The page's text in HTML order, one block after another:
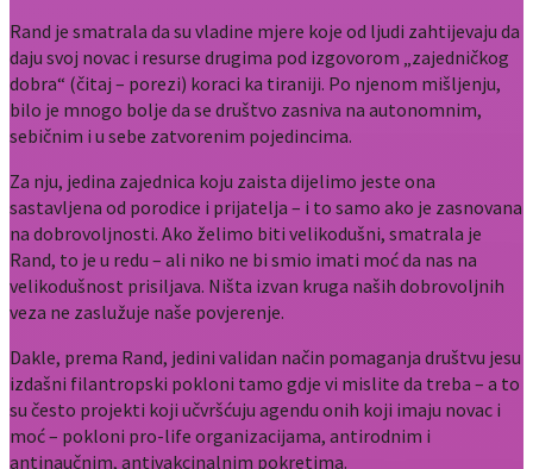
Rand je smatrala da su vladine mjere koje od ljudi zahtijevaju da
daju svoj novac i resurse drugima pod izgovorom „zajedničkog
dobra“ (čitaj – porezi) koraci ka tiraniji. Po njenom mišljenju,
bilo je mnogo bolje da se društvo zasniva na autonomnim,
sebičnim i u sebe zatvorenim pojedincima.
Za nju, jedina zajednica koju zaista dijelimo jeste ona
sastavljena od porodice i prijatelja – i to samo ako je zasnovana
na dobrovoljnosti. Ako želimo biti velikodušni, smatrala je
Rand, to je u redu – ali niko ne bi smio imati moć da nas na
velikodušnost prisiljava. Ništa izvan kruga naših dobrovoljnih
veza ne zaslužuje naše povjerenje.
Dakle, prema Rand, jedini validan način pomaganja društvu jesu
izdašni filantropski pokloni tamo gdje vi mislite da treba – a to
su često projekti koji učvršćuju agendu onih koji imaju novac i
moć – pokloni pro-life organizacijama, antirodnim i
antinaučnim, antivakcinalnim pokretima.